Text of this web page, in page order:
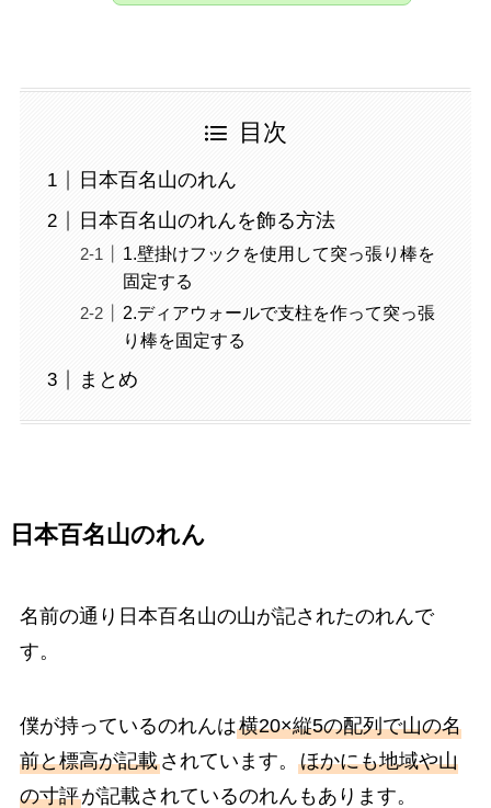
目次
日本百名山のれん
日本百名山のれんを飾る方法
1.壁掛けフックを使用して突っ張り棒を
固定する
2.ディアウォールで支柱を作って突っ張
り棒を固定する
まとめ
日本百名山のれん
名前の通り日本百名山の山が記されたのれんで
す。
僕が持っているのれんは横20×縦5の配列で山の名
前と標高が記載されています。 ほかにも地域や山
の寸評が記載されているのれんもあります。